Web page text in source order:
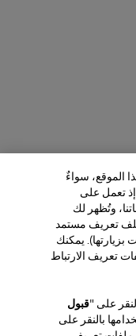
الموقع، سواءٌ
إذ تعمل على
وتُظهر لك
ملف تعريف مستمد
يمكنك
تعريف الارتباط
على "قبول
بالنقر على